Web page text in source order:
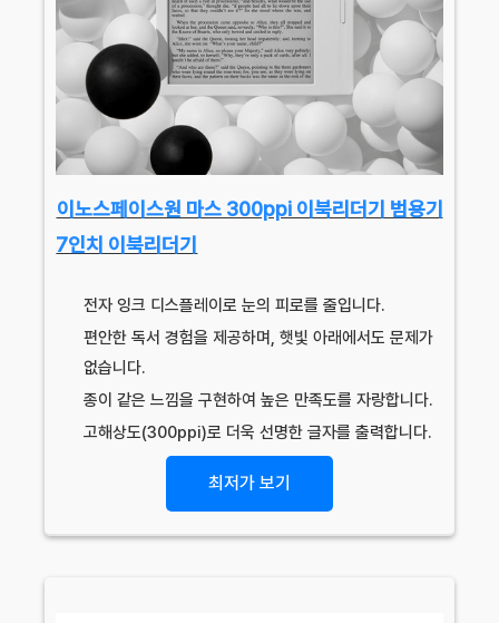
이노스페이스원 마스 300ppi 이북리더기 범용기
7인치 이북리더기
전자 잉크 디스플레이로 눈의 피로를 줄입니다.
편안한 독서 경험을 제공하며, 햇빛 아래에서도 문제가
없습니다.
종이 같은 느낌을 구현하여 높은 만족도를 자랑합니다.
고해상도(300ppi)로 더욱 선명한 글자를 출력합니다.
최저가 보기